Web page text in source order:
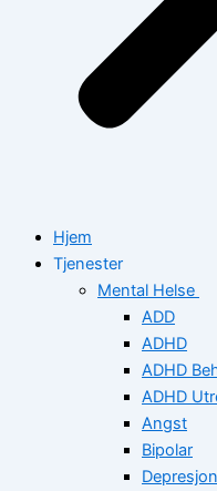
Hjem
Tjenester
Mental Helse
ADD
ADHD
ADHD
ADHD
Angst
Bipolar
Depresjon